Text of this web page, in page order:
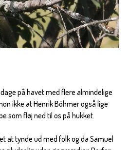
på havet med flere almindelige
ikke at Henrik Böhmer også lige
som fløj ned til os på hukket.
at tynde ud med folk og da Samuel